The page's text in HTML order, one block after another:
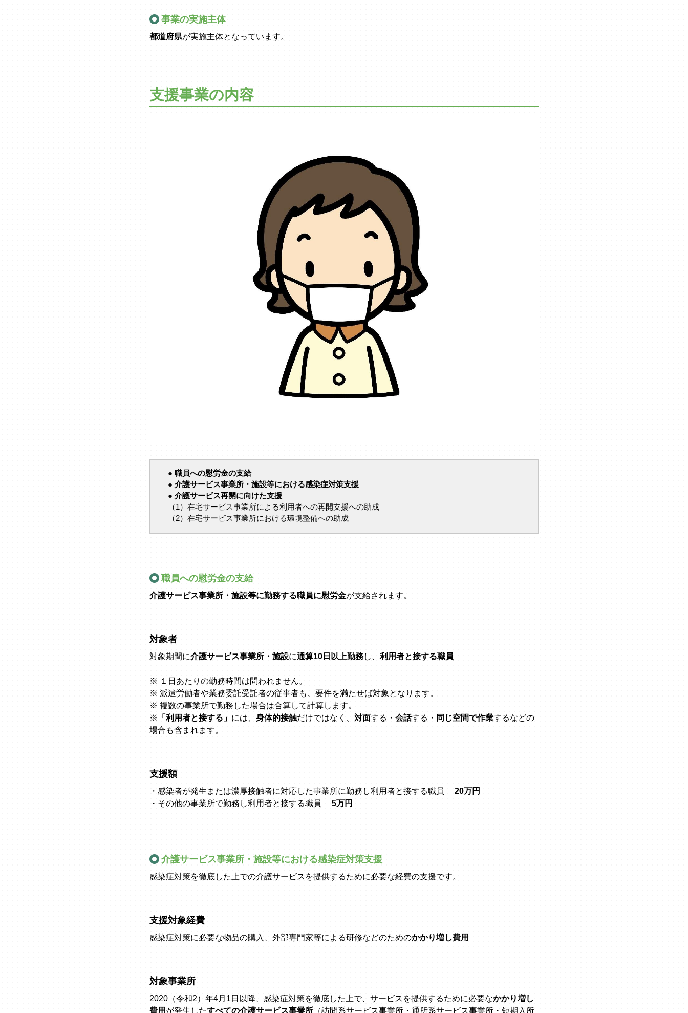
事業の実施主体
都道府県が実施主体となっています。
支援事業の内容
● 職員への慰労金の支給
● 介護サービス事業所・施設等における感染症対策支援
● 介護サービス再開に向けた支援
（1）在宅サービス事業所による利用者への再開支援への助成
（2）在宅サービス事業所における環境整備への助成
職員への慰労金の支給
介護サービス事業所・施設等に勤務する職員に慰労金が支給されます。
対象者
対象期間に介護サービス事業所・施設に通算10日以上勤務し、 利用者と接する職員
※ １日あたりの勤務時間は問われません。
※ 派遣労働者や業務委託受託者の従事者も、要件を満たせば対象となります。
※ 複数の事業所で勤務した場合は合算して計算します。
※
「利用者と接する」 には、 身体的接触だけではなく、 対面する・ 会話する・ 同じ空間で作業するなどの
場合も含まれます。
支援額
・感染者が発生または濃厚接触者に対応した事業所に勤務し利用者と接する職員 20万円
・その他の事業所で勤務し利用者と接する職員 5万円
介護サービス事業所・施設等における感染症対策支援
感染症対策を徹底した上での介護サービスを提供するために必要な経費の支援です。
支援対象経費
感染症対策に必要な物品の購入、外部専門家等による研修などのためのかかり増し費用
対象事業所
2020（令和2）年4月1日以降、感染症対策を徹底した上で、サービスを提供するために必要なかかり増し
費用 が発生したすべての介護サービス事業所 （訪問系サービス事業所・通所系サービス事業所・短期入所